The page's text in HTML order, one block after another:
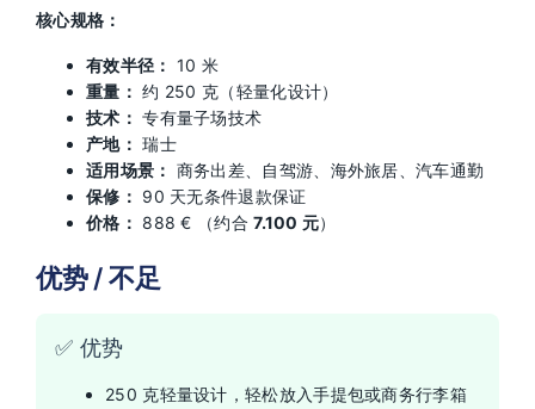
核心规格：
有效半径： 10 米
重量： 约 250 克（轻量化设计）
技术： 专有量子场技术
产地： 瑞士
适用场景： 商务出差、自驾游、海外旅居、汽车通勤
保修： 90 天无条件退款保证
价格： 888 € （约合7.100 元）
优势 / 不足
✅ 优势
250 克轻量设计，轻松放入手提包或商务行李箱